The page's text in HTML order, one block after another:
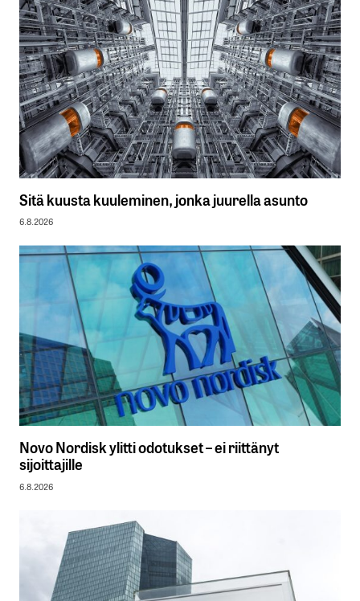
Sitä kuusta kuuleminen, jonka juurella asunto
6.8.2026
Novo Nordisk ylitti odotukset – ei riittänyt
sijoittajille
6.8.2026